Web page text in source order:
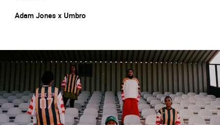
Adam Jones x Umbro